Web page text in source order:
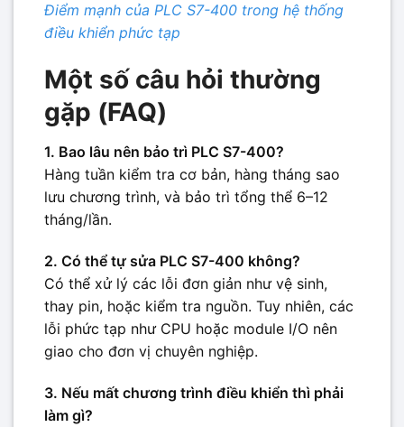
Điểm mạnh của PLC S7-400 trong hệ thống
điều khiển phức tạp
Một số câu hỏi thường
gặp (FAQ)
1. Bao lâu nên bảo trì PLC S7-400?
Hàng tuần kiểm tra cơ bản, hàng tháng sao
lưu chương trình, và bảo trì tổng thể 6–12
tháng/lần.
2. Có thể tự sửa PLC S7-400 không?
Có thể xử lý các lỗi đơn giản như vệ sinh,
thay pin, hoặc kiểm tra nguồn. Tuy nhiên, các
lỗi phức tạp như CPU hoặc module I/O nên
giao cho đơn vị chuyên nghiệp.
3. Nếu mất chương trình điều khiển thì phải
làm gì?